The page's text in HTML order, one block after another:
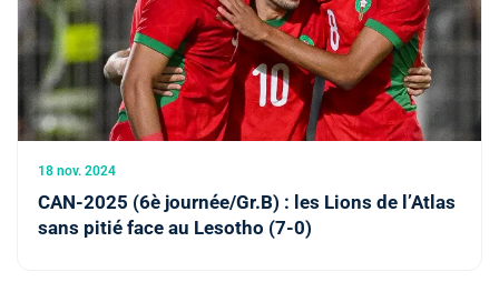
18 nov. 2024
CAN-2025 (6è journée/Gr.B) : les Lions de l’Atlas
sans pitié face au Lesotho (7-0)